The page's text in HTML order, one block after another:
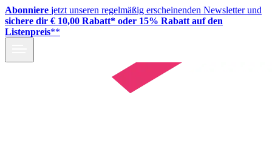
Abonniere jetzt unseren regelmäßig erscheinenden Newsletter und
sichere dir € 10,00 Rabatt* oder 15% Rabatt auf den
Listenpreis**